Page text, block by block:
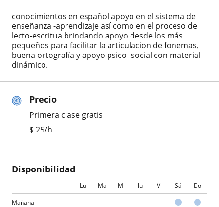
Precio
Primera clase gratis
$ 25/h
Disponibilidad
Lu Ma Mi Ju Vi Sá Do
Mañana
conocimientos en español apoyo en el sistema de
enseñanza -aprendizaje así como en el proceso de
lecto-escritua brindando apoyo desde los más
pequeños para facilitar la articulacion de fonemas,
buena ortografía y apoyo psico -social con material
dinámico.